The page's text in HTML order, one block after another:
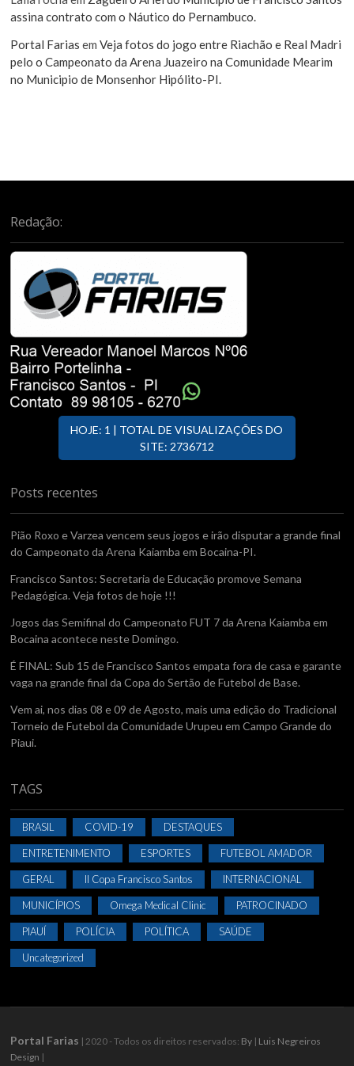
assina contrato com o Náutico do Pernambuco.
Portal Farias emVeja fotos do jogo entre Riachão e Real Madri
pelo o Campeonato da Arena Juazeiro na Comunidade Mearim
no Municipio de Monsenhor Hipólito-PI.
Redação:
HOJE: 1 | TOTAL DE VISUALIZAÇÕES DO
SITE: 2736712
Posts recentes
Pião Roxo e Varzea vencem seus jogos e irão disputar a grande final
do Campeonato da Arena Kaiamba em Bocaina-PI.
Francisco Santos: Secretaria de Educação promove Semana
Pedagógica. Veja fotos de hoje !!!
Jogos das Semifinal do Campeonato FUT 7 da Arena Kaiamba em
Bocaina acontece neste Domingo.
É FINAL: Sub 15 de Francisco Santos empata fora de casa e garante
vaga na grande final da Copa do Sertão de Futebol de Base.
Vem ai, nos dias 08 e 09 de Agosto, mais uma edição do Tradicional
Torneio de Futebol da Comunidade Urupeu em Campo Grande do
Piaui.
TAGS
BRASIL COVID-19 DESTAQUES
ENTRETENIMENTO ESPORTES FUTEBOL AMADOR
GERAL II Copa Francisco Santos INTERNACIONAL
MUNICÍPIOS Omega Medical Clinic PATROCINADO
PIAUÍ POLÍCIA POLÍTICA SAÚDE
Uncategorized
Portal Farias | 2020 - Todos os direitos reservados: By | Luis Negreiros
Design |